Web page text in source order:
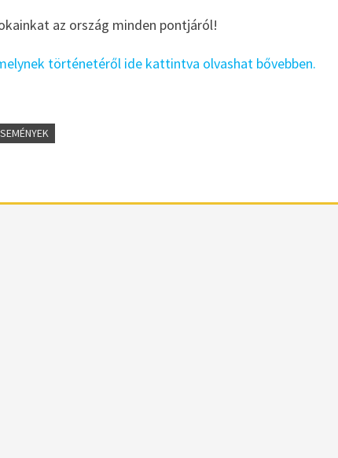
az ország minden pontjáról!
történetéről ide kattintva olvashat bővebben.